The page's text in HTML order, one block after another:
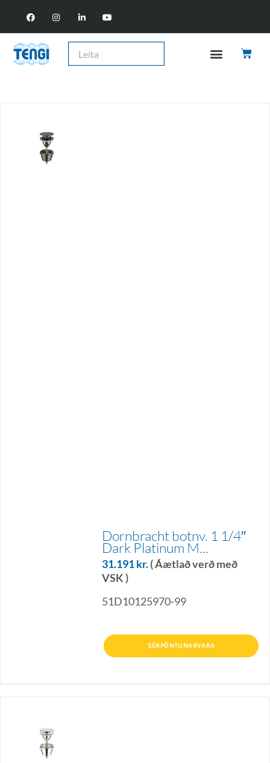
Dornbracht botnv. 1 1/4″
Dark Platinum M...
31.191kr.( Áætlað verð með
VSK )
51D10125970-99
SÉRPÖNTUNARVARA